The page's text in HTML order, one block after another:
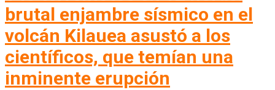
brutal enjambre sísmico en el
volcán Kilauea asustó a los
científicos, que temían una
inminente erupción